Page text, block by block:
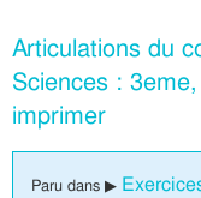
Articulations du
Sciences :
imprimer
Paru dans ▶